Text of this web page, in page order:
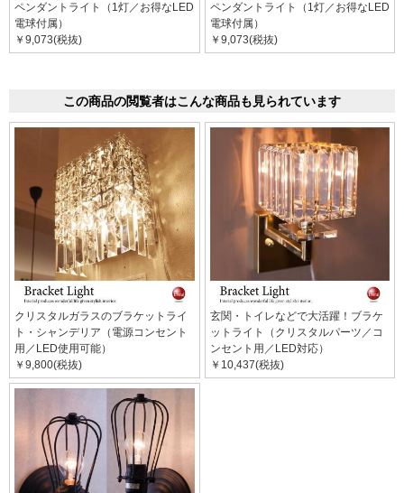
ペンダントライト（1灯／お得なLED
電球付属）
￥9,073(税抜)
ペンダントライト（1灯／お得なLED
電球付属）
￥9,073(税抜)
この商品の閲覧者はこんな商品も見られています
クリスタルガラスのブラケットライ
ト・シャンデリア（電源コンセント
用／LED使用可能）
￥9,800(税抜)
玄関・トイレなどで大活躍！ブラケ
ットライト（クリスタルパーツ／コ
ンセント用／LED対応）
￥10,437(税抜)